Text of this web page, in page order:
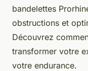
bandelettes
obstructions et
Découvrez
transformer votre
votre endurance.